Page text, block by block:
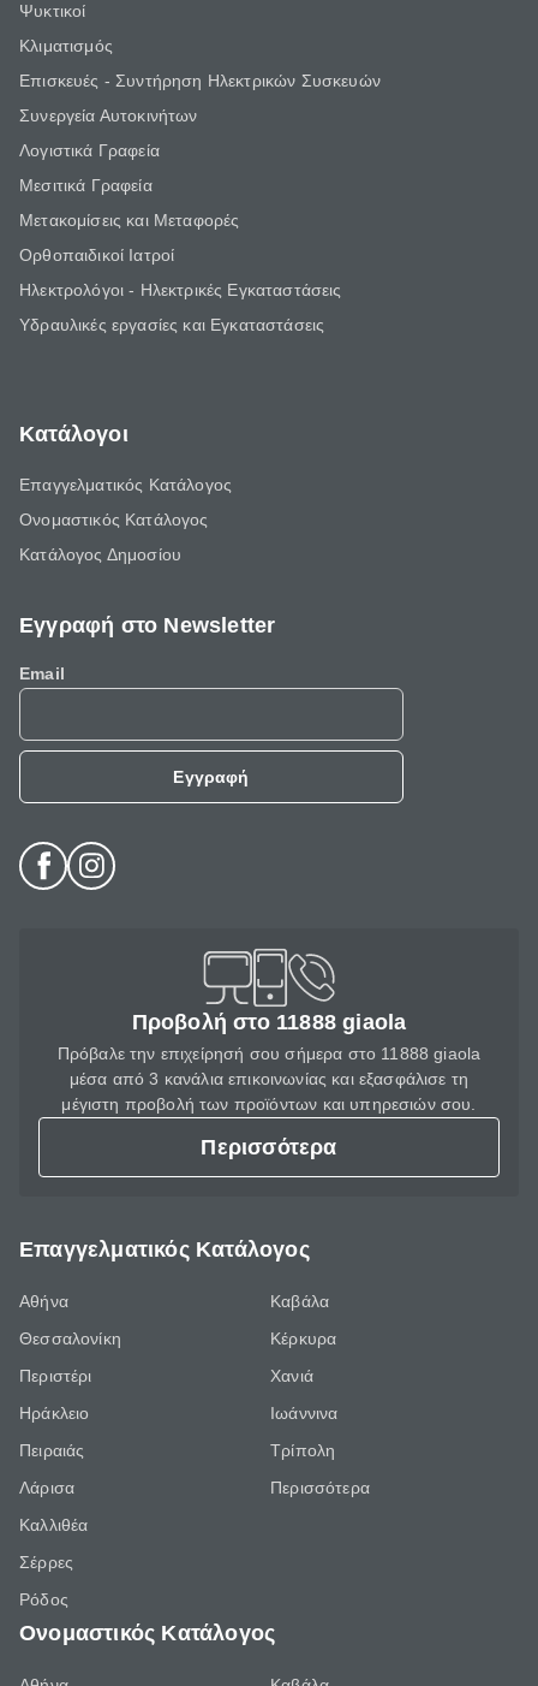
Ψυκτικοί
Κλιματισμός
Επισκευές - Συντήρηση Ηλεκτρικών Συσκευών
Συνεργεία Αυτοκινήτων
Λογιστικά Γραφεία
Μεσιτικά Γραφεία
Μετακομίσεις και Μεταφορές
Ορθοπαιδικοί Ιατροί
Ηλεκτρολόγοι - Ηλεκτρικές Εγκαταστάσεις
Υδραυλικές εργασίες και Εγκαταστάσεις
Κατάλογοι
Επαγγελματικός Κατάλογος
Ονομαστικός Κατάλογος
Κατάλογος Δημοσίου
Εγγραφή στο Newsletter
Email
Εγγραφή
Προβολή στο 11888 giaola
Πρόβαλε την επιχείρησή σου σήμερα στο 11888 giaola
μέσα από 3 κανάλια επικοινωνίας και εξασφάλισε τη
μέγιστη προβολή των προϊόντων και υπηρεσιών σου.
Περισσότερα
Επαγγελματικός Κατάλογος
Αθήνα
Θεσσαλονίκη
Περιστέρι
Ηράκλειο
Πειραιάς
Λάρισα
Καλλιθέα
Σέρρες
Ρόδος
Καβάλα
Κέρκυρα
Χανιά
Ιωάννινα
Τρίπολη
Περισσότερα
Ονομαστικός Κατάλογος